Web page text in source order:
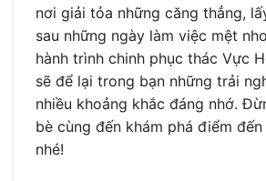
nơi giải tỏa những căng thẳng,
sau những ngày làm việc mệt
hành trình chinh phục thác Vực
sẽ để lại trong bạn những trải
nhiều khoảng khắc đáng nhớ.
bè cùng đến khám phá điểm
nhé!